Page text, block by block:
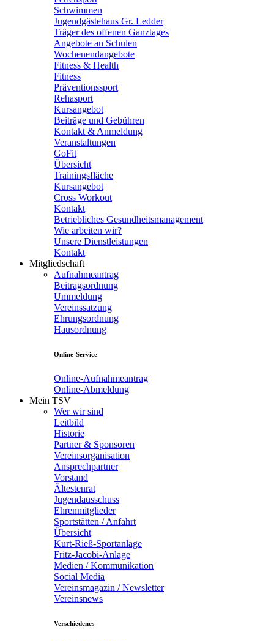
Schwimmen
Jugendgästehaus Gr. Ledder
Träger des offenen Ganztages
Angebote an Schulen
Wochenendangebote
Fitness & Health
Fitness
Präventionssport
Rehasport
Kursangebot
Beiträge und Gebühren
Kontakt & Anmeldung
Veranstaltungen
GoFit
Übersicht
Trainingsfläche
Kursangebot
Cross Workout
Kontakt
Betriebliches Gesundheitsmanagement
Wie arbeiten wir?
Unsere Dienstleistungen
Kontakt
Mitgliedschaft
Aufnahmeantrag
Beitragsordnung
Ummeldung
Vereinssatzung
Ehrungsordnung
Hausordnung
Online-Service
Online-Aufnahmeantrag
Online-Abmeldung
Mein TSV
Wer wir sind
Leitbild
Historie
Partner & Sponsoren
Vereinsorganisation
Ansprechpartner
Vorstand
Ältestenrat
Jugendausschuss
Ehrenmitglieder
Sportstätten / Anfahrt
Übersicht
Kurt-Rieß-Sportanlage
Fritz-Jacobi-Anlage
Medien / Kommunikation
Social Media
Vereinsmagazin / Newsletter
Vereinsnews
Verschiedenes